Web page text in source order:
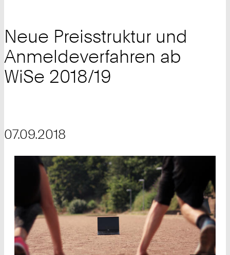
Neue Preisstruktur und
Anmeldeverfahren ab
WiSe 2018/19
07.09.2018